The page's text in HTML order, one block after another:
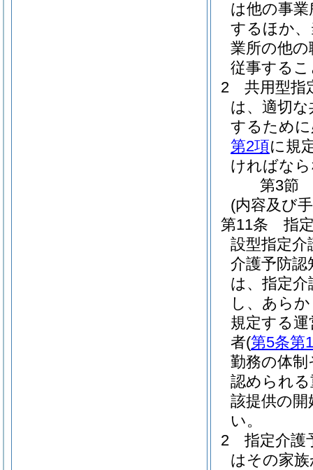
は他の事
するほか、
業所の他
従事する
2
共用型指
は、適切
するため
第2項に規
ければな
第3節
(内容及び
第11条
指
設型指定介
介護予防認
は、指定
し、あら
規定する
者(第5条第
勤務の体
認められ
該提供の
い。
2
指定介護
はその家